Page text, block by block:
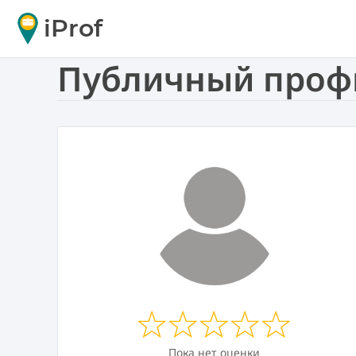
iProf
Публичный
Пока нет оценки